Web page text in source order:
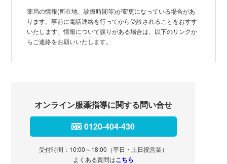
薬局の情報(所在地、診療時間等)が変更になっている場合があ
ります。事前に電話連絡を行ってから受診されることをおすす
いたします。情報について誤りがある場合は、以下のリンクか
らご連絡をお願いいたします。
オンライン服薬指導に関する問い合せ
0120-404-430
受付時間：10:00～18:00（平日・土日祝営業）
よくある質問はこちら